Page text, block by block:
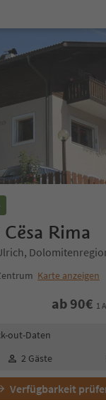
Rima
Karte anzeigen
ab 90€ 1
out-Daten
2 Gäste
Verfügbarkeit